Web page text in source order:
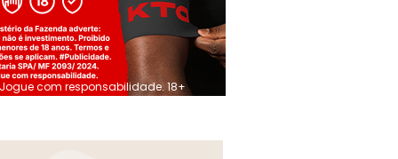
Jogue com responsabilidade. 18+